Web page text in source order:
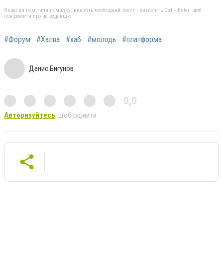
Якщо ви помітили помилку, виділіть необхідний текст і натисніть Ctrl + Enter, щоб
повідомити про це редакцію
#Форум #Халва #хаб #молодь #платформа
Денис Бигунов
0,0
Авторизуйтесь, щоб оцінити